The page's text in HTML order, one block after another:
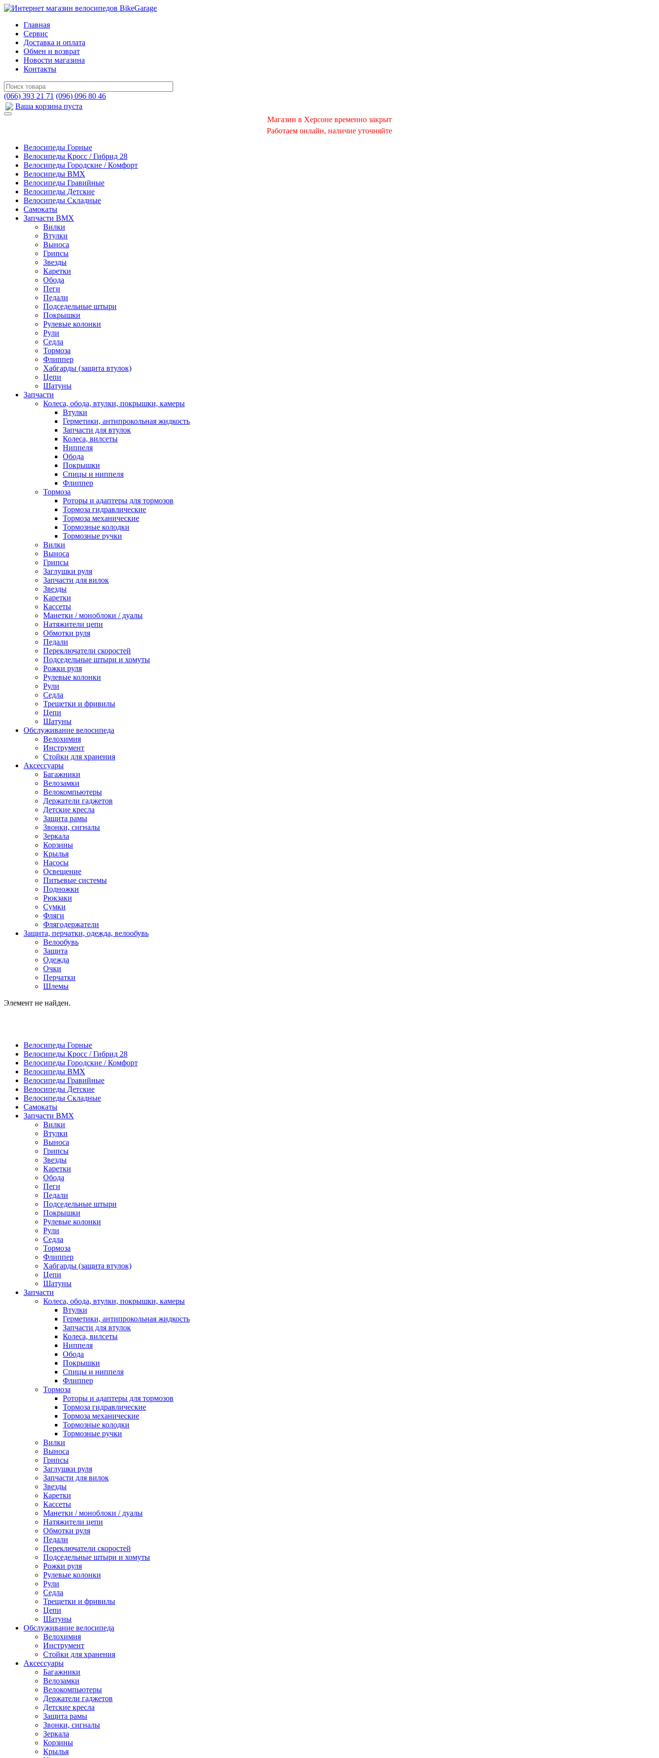
Главная
Сервис
Доставка и оплата
Обмен и возврат
Новости магазина
Контакты
(066) 393 21 71 (096) 096 80 46
Ваша корзина пуста
Магазин в Херсоне временно закрыт
Работаем онлайн, наличие уточняйте
Велосипеды Горные
Велосипеды Кросс / Гибрид 28
Велосипеды Городские / Комфорт
Велосипеды BMX
Велосипеды Гравийные
Велосипеды Детские
Велосипеды Складные
Самокаты
Запчасти BMX
Вилки
Втулки
Выноса
Грипсы
Звезды
Каретки
Обода
Пеги
Педали
Подседельные штыри
Покрышки
Рулевые колонки
Рули
Седла
Тормоза
Флиппер
Хабгарды (защита втулок)
Цепи
Шатуны
Запчасти
Колеса, обода, втулки, покрышки, камеры
Втулки
Герметики, антипрокольная жидкость
Запчасти для втулок
Колеса, вилсеты
Ниппеля
Обода
Покрышки
Спицы и ниппеля
Флиппер
Тормоза
Роторы и адаптеры для тормозов
Тормоза гидравлические
Тормоза механические
Тормозные колодки
Тормозные ручки
Вилки
Выноса
Грипсы
Заглушки руля
Запчасти для вилок
Звезды
Каретки
Кассеты
Манетки / моноблоки / дуалы
Натяжители цепи
Обмотки руля
Педали
Переключатели скоростей
Подседельные штыри и хомуты
Рожки руля
Рулевые колонки
Рули
Седла
Трещетки и фривилы
Цепи
Шатуны
Обслуживание велосипеда
Велохимия
Инструмент
Стойки для хранения
Аксессуары
Багажники
Велозамки
Велокомпьютеры
Держатели гаджетов
Детские кресла
Защита рамы
Звонки, сигналы
Зеркала
Корзины
Крылья
Насосы
Освещение
Питьевые системы
Подножки
Рюкзаки
Сумки
Фляги
Флягодержатели
Защита, перчатки, одежда, велообувь
Велообувь
Защита
Одежда
Очки
Перчатки
Шлемы
Элемент не найден.
Велосипеды Горные
Велосипеды Кросс / Гибрид 28
Велосипеды Городские / Комфорт
Велосипеды BMX
Велосипеды Гравийные
Велосипеды Детские
Велосипеды Складные
Самокаты
Запчасти BMX
Вилки
Втулки
Выноса
Грипсы
Звезды
Каретки
Обода
Пеги
Педали
Подседельные штыри
Покрышки
Рулевые колонки
Рули
Седла
Тормоза
Флиппер
Хабгарды (защита втулок)
Цепи
Шатуны
Запчасти
Колеса, обода, втулки, покрышки, камеры
Втулки
Герметики, антипрокольная жидкость
Запчасти для втулок
Колеса, вилсеты
Ниппеля
Обода
Покрышки
Спицы и ниппеля
Флиппер
Тормоза
Роторы и адаптеры для тормозов
Тормоза гидравлические
Тормоза механические
Тормозные колодки
Тормозные ручки
Вилки
Выноса
Грипсы
Заглушки руля
Запчасти для вилок
Звезды
Каретки
Кассеты
Манетки / моноблоки / дуалы
Натяжители цепи
Обмотки руля
Педали
Переключатели скоростей
Подседельные штыри и хомуты
Рожки руля
Рулевые колонки
Рули
Седла
Трещетки и фривилы
Цепи
Шатуны
Обслуживание велосипеда
Велохимия
Инструмент
Стойки для хранения
Аксессуары
Багажники
Велозамки
Велокомпьютеры
Держатели гаджетов
Детские кресла
Защита рамы
Звонки, сигналы
Зеркала
Корзины
Крылья